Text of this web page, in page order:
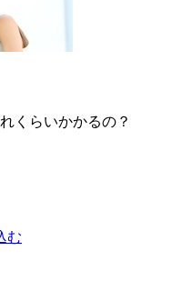
くらいかかるの？
む